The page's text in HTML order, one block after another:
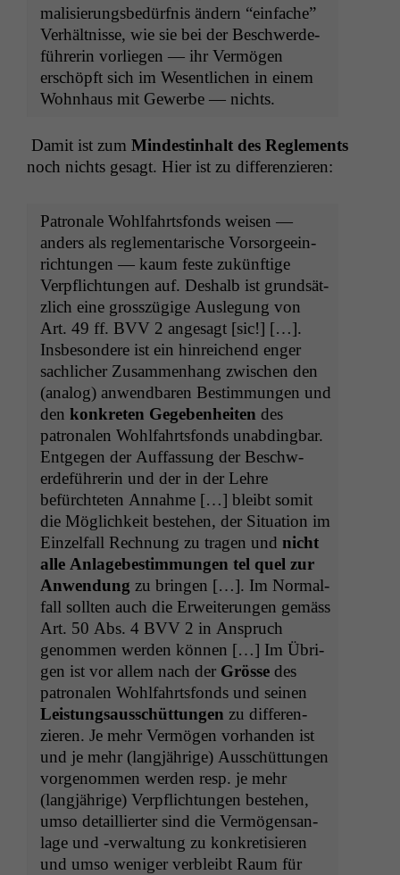
mal­isierungs­bedürf­nis ändern “ein­fache”
Ver­hält­nisse, wie sie bei der Beschw­erde­
führerin vor­liegen — ihr Ver­mö­gen
erschöpft sich im Wesentlichen in einem
Wohn­haus mit Gewerbe — nichts.
Damit ist zum Min­des­tin­halt des Regle­ments
noch nichts gesagt. Hier ist zu differenzieren:
Patronale Wohlfahrts­fonds weisen —
anders als regle­men­tarische Vor­sorgeein­
rich­tun­gen — kaum feste zukün­ftige
Verpflich­tun­gen auf. Deshalb ist grund­sät­
zlich eine grosszügige Ausle­gung von
Art. 49 ff. BVV 2 ange­sagt [sic!] […].
Ins­beson­dere ist ein hin­re­ichend enger
sach­lich­er Zusam­men­hang zwis­chen den
(ana­log) anwend­baren Bes­tim­mungen und
den konkreten Gegeben­heit­en des
patronalen Wohlfahrts­fonds unab­d­ing­bar.
Ent­ge­gen der Auf­fas­sung der Beschw­
erde­führerin und der in der Lehre
befürchteten Annahme […] bleibt somit
die Möglichkeit beste­hen, der Sit­u­a­tion im
Einzelfall Rech­nung zu tra­gen und nicht
alle Anlagebes­tim­mungen tel quel zur
Anwen­dung zu brin­gen […]. Im Nor­mal­
fall soll­ten auch die Erweiterun­gen gemäss
Art. 50 Abs. 4 BVV 2 in Anspruch
genom­men wer­den kön­nen […] Im Übri­
gen ist vor allem nach der Grösse des
patronalen Wohlfahrts­fonds und seinen
Leis­tungsauss­chüt­tun­gen zu dif­feren­
zieren. Je mehr Ver­mö­gen vorhan­den ist
und je mehr (langjährige) Auss­chüt­tun­gen
vorgenom­men wer­den resp. je mehr
(langjährige) Verpflich­tun­gen beste­hen,
umso detail­liert­er sind die Ver­mö­gen­san­
lage und ‑ver­wal­tung zu konkretisieren
und umso weniger verbleibt Raum für